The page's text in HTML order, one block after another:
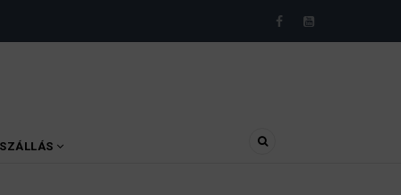
SZÁLLÁS